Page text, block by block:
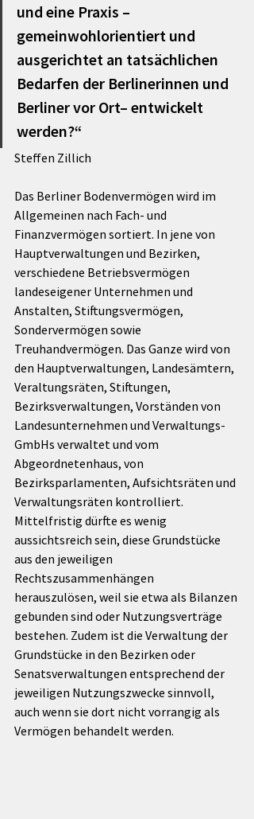
und eine Praxis –
gemeinwohlorientiert und
ausgerichtet an tatsächlichen
Bedarfen der Berlinerinnen und
Berliner vor Ort– entwickelt
werden?“
Steffen Zillich
Das Berliner Bodenvermögen wird im
Allgemeinen nach Fach- und
Finanzvermögen sortiert. In jene von
Hauptverwaltungen und Bezirken,
verschiedene Betriebsvermögen
landeseigener Unternehmen und
Anstalten, Stiftungsvermögen,
Sondervermögen sowie
Treuhandvermögen. Das Ganze wird von
den Hauptverwaltungen, Landesämtern,
Veraltungsräten, Stiftungen,
Bezirksverwaltungen, Vorständen von
Landesunternehmen und Verwaltungs-
GmbHs verwaltet und vom
Abgeordnetenhaus, von
Bezirksparlamenten, Aufsichtsräten und
Verwaltungsräten kontrolliert.
Mittelfristig dürfte es wenig
aussichtsreich sein, diese Grundstücke
aus den jeweiligen
Rechtszusammenhängen
herauszulösen, weil sie etwa als Bilanzen
gebunden sind oder Nutzungsverträge
bestehen. Zudem ist die Verwaltung der
Grundstücke in den Bezirken oder
Senatsverwaltungen entsprechend der
jeweiligen Nutzungszwecke sinnvoll,
auch wenn sie dort nicht vorrangig als
Vermögen behandelt werden.